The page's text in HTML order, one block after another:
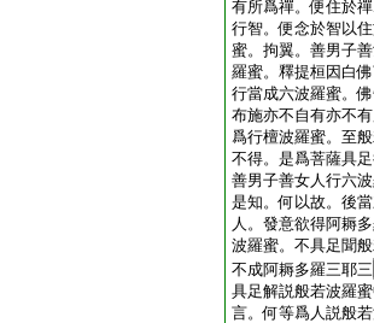
有所爲禪。便住於
行智。便念於智以
蜜。拘翼。善男子
羅蜜。釋提桓因白
行當成六波羅蜜。
布施亦不自有亦不
爲行檀波羅蜜。至
不得。是爲菩薩具
善男子善女人行六
是知。何以故。後
人。發意欲得阿耨
波羅蜜。不具足聞
不成阿耨多羅三耶三
具足解説般若波羅
言。何等爲人説般